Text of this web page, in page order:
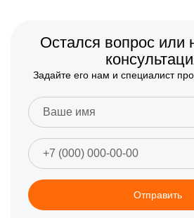
Остался вопрос или
Задайте его нам и специалист
Отправить